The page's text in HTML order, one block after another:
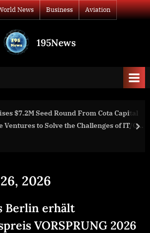
News Business Aviation
195News
to
$7.2M Seed Round From Cota Capital
Ventures to Solve the Challenges of IT/OT
2026
Berlin erhält
VORSPRUNG 2026